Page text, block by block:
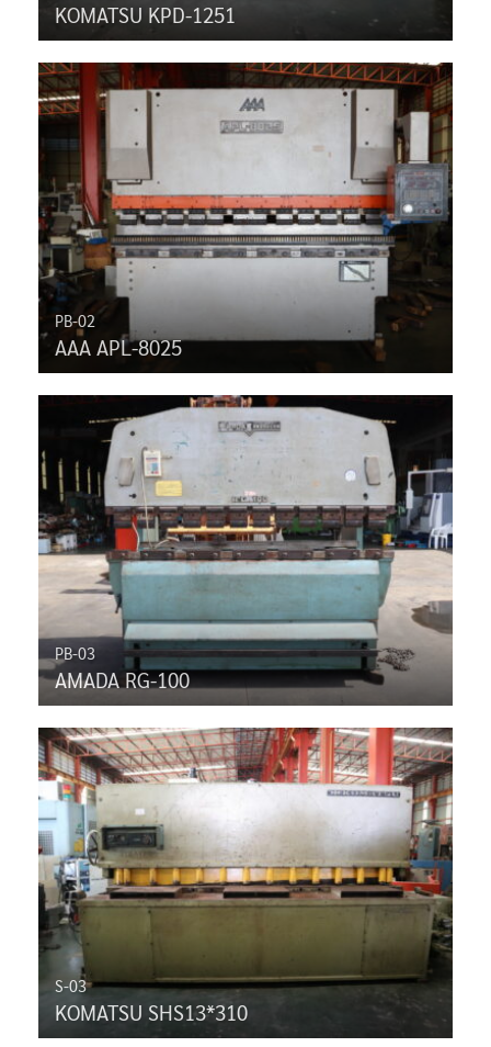
KOMATSU KPD-1251
PB-02
AAA APL-8025
PB-03
AMADA RG-100
S-03
KOMATSU SHS13*310